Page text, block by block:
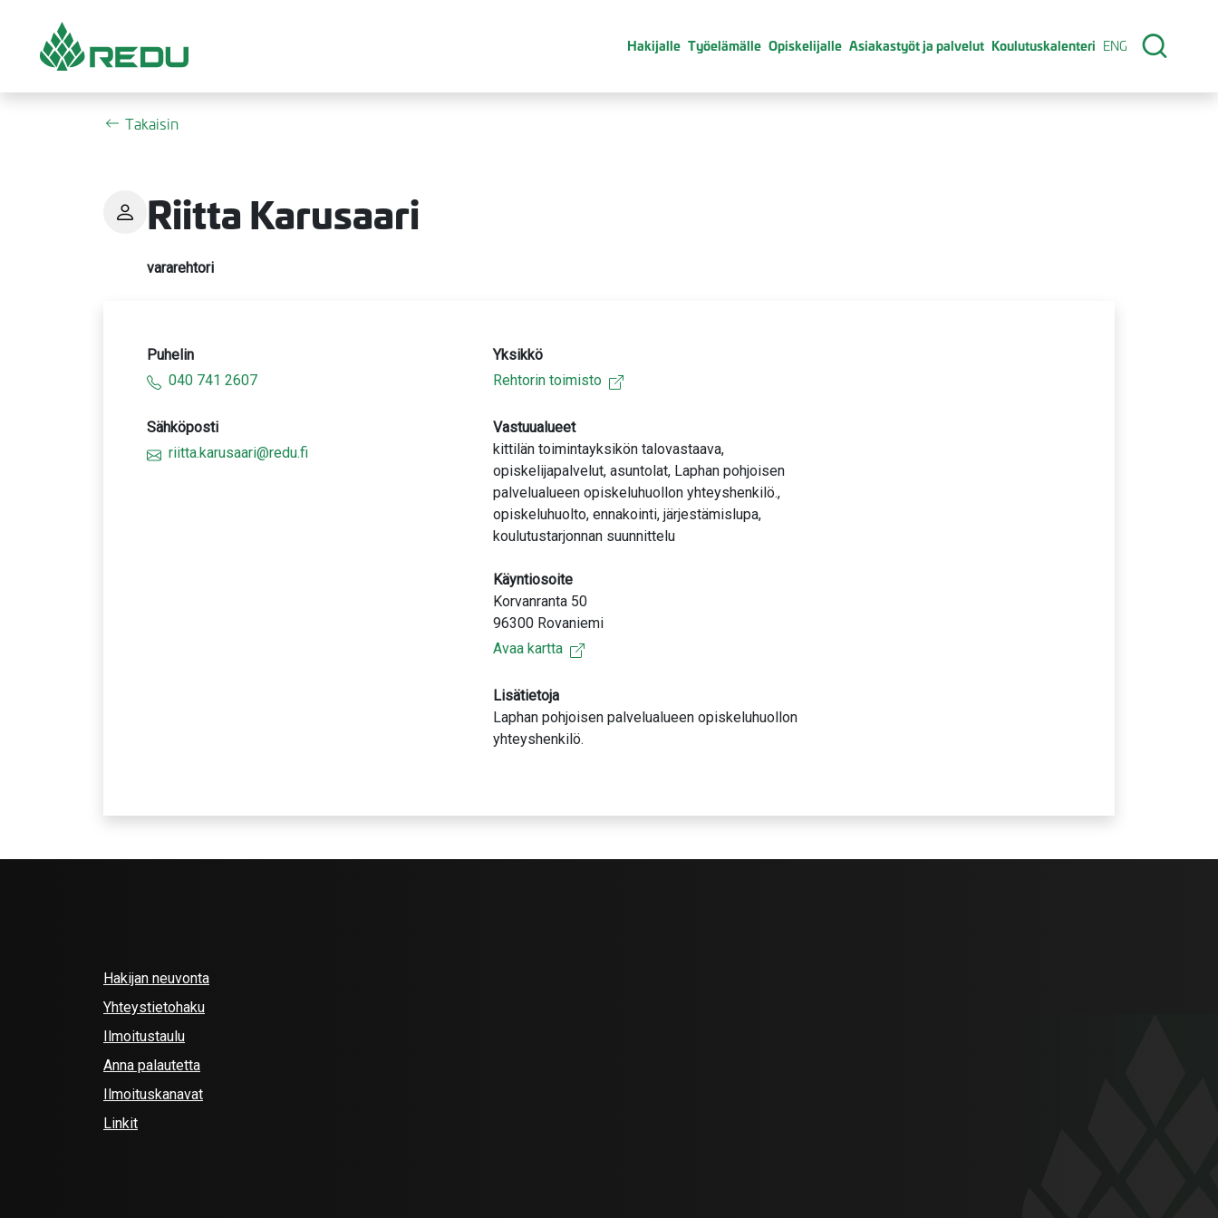
Hakijalle Työelämälle Opiskelijalle Asiakastyöt ja palvelut Koulutuskalenteri ENG
Takaisin
Riitta Karusaari
vararehtori
Puhelin
040 741 2607
Sähköposti
riitta.karusaari@redu.fi
Yksikkö
Rehtorin toimisto
Vastuualueet
kittilän toimintayksikön talovastaava,
opiskelijapalvelut, asuntolat, Laphan pohjoisen
palvelualueen opiskeluhuollon yhteyshenkilö.,
opiskeluhuolto, ennakointi, järjestämislupa,
koulutustarjonnan suunnittelu
Käyntiosoite
Korvanranta 50
96300 Rovaniemi
Avaa kartta
Lisätietoja
Laphan pohjoisen palvelualueen opiskeluhuollon
yhteyshenkilö.
Hakijan neuvonta
Yhteystietohaku
Ilmoitustaulu
Anna palautetta
Ilmoituskanavat
Linkit